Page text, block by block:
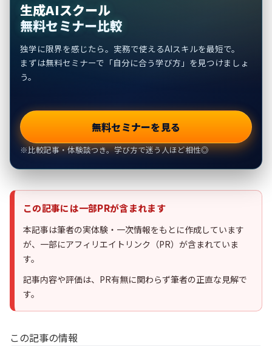
生成AIスクール
無料セミナー比較
独学に限界を感じたら。実務で使えるAIスキルを最短で。
まずは無料セミナーで「自分に合う学び方」を見つけましょ
う。
無料セミナーを見る
※比較記事・体験談つき。学び方で迷う人ほど相性◎
この記事には一部PRが含まれます
本記事は筆者の実体験・一次情報をもとに作成しています
が、一部にアフィリエイトリンク（PR）が含まれていま
す。
記事内容や評価は、PR有無に関わらず筆者の正直な見解で
す。
この記事の情報